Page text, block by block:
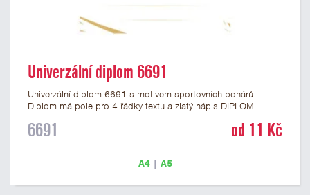
Univerzální diplom 6691
Univerzální diplom 6691 s motivem sportovních pohárů.
Diplom má pole pro 4 řádky textu a zlatý nápis DIPLOM.
univerzální diplom je vhodný pro většinu událostí, ke kterým by
6691 od 11 Kč
A4| A5